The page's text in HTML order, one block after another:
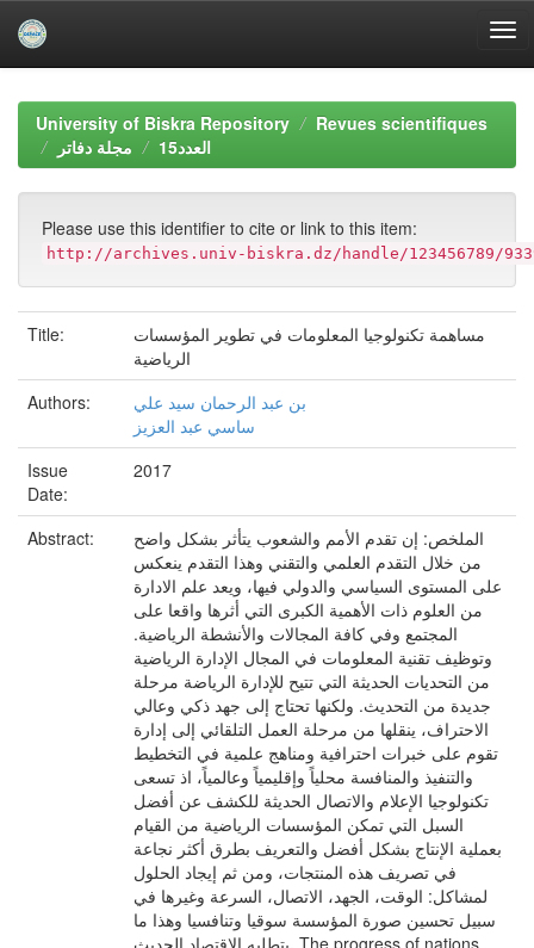
navigationUniversity of Biskra Repository
Revues scientifiques
مجلة دفاتر
العدد15
Please use this identifier to cite or link to this item:
http://archives.univ-biskra.dz/handle/123456789/
Title:
مساهمة تكنولوجيا المعلومات في تطوير المؤسسات
الرياضية
Authors:
بن عبد الرحمان سيد علي
ساسي عبد العزيز
Issue
Date:
2017
Abstract:
الملخص: إن تقدم الأمم والشعوب يتأثر بشكل واضح
من خلال التقدم العلمي والتقني وهذا التقدم ينعكس
على المستوى السياسي والدولي فيها، ويعد علم الادارة
من العلوم ذات الأهمية الكبرى التي أثرها واقعا على
المجتمع وفي كافة المجالات والأنشطة الرياضية.
وتوظيف تقنية المعلومات في المجال الإدارة الرياضية
من التحديات الحديثة التي تتيح للإدارة الرياضة مرحلة
جديدة من التحديث. ولكنها تحتاج إلى جهد ذكي وعالي
الاحتراف، ينقلها من مرحلة العمل التلقائي إلى إدارة
تقوم على خبرات احترافية ومناهج علمية في التخطيط
والتنفيذ والمنافسة محلياً وإقليمياً وعالمياً، اذ تسعى
تكنولوجيا الإعلام والاتصال الحديثة للكشف عن أفضل
السبل التي تمكن المؤسسات الرياضية من القيام
بعملية الإنتاج بشكل أفضل والتعريف بطرق أكثر نجاعة
في تصريف هذه المنتجات، ومن ثم إيجاد الحلول
لمشاكل: الوقت، الجهد، الاتصال، السرعة وغيرها في
سبيل تحسين صورة المؤسسة سوقيا وتنافسيا وهذا ما
يتطلبه الاقتصاد الحديث. The progress of nations